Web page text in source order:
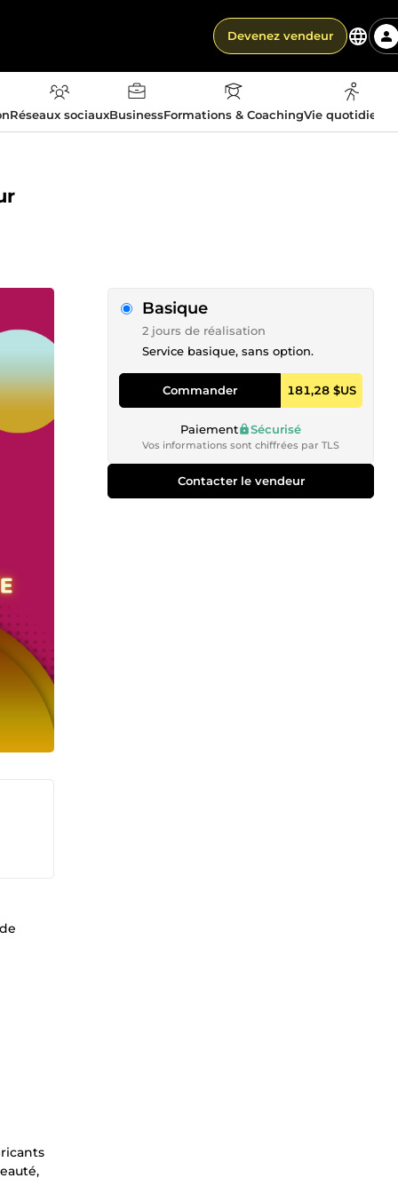
Devenez vendeur
Réseaux sociauxBusinessFormations & CoachingVie
Basique
2 jours de réalisation
Service basique, sans option.
Commander 181,28 $US
Paiement Sécurisé
Vos informations sont chiffrées par TLS
Contacter le vendeur